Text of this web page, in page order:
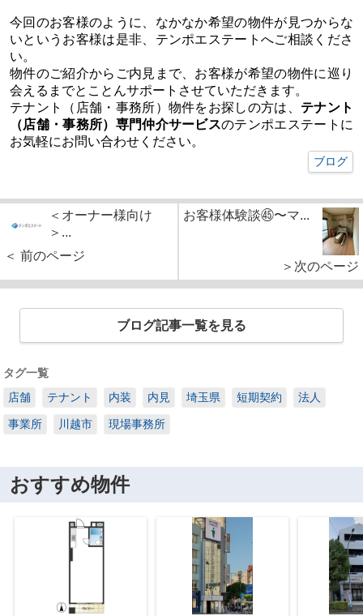
今回のお客様のように、なかなか希望の物件が見つからな
いというお客様は是非、テンポエステートへご相談くださ
い。
物件のご紹介からご内見まで、お客様が希望の物件に巡り
会えるまでとことんサポートさせていただきます。
テナント（店舗・事務所）物件をお探しの方は、 テナント
（店舗・事務所）専門仲介サービスのテンポエステートに
お気軽にお問い合わせください。
ブログ
＜オーナー様向け
＞...
＜ 前のページ
お客様体験談㊺〜マ...
＞次のページ
ブログ記事一覧を見る
タグ一覧
店舗
テナント 内装 内見 埼玉県 短期契約 法人
事業所 川越市 現場事務所
おすすめ物件